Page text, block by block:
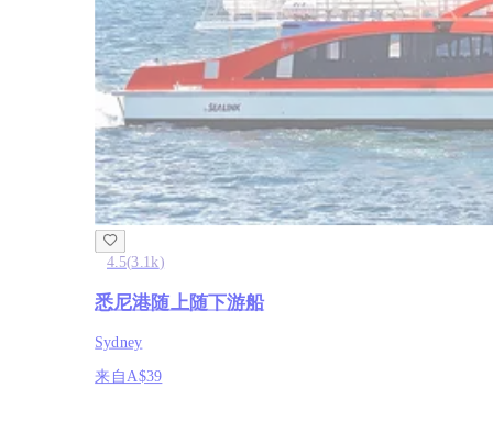
4.5(3.1k)
悉尼港随上随下游船
Sydney
来自A$39